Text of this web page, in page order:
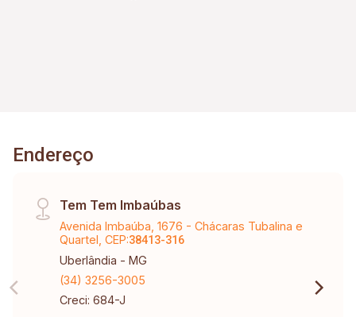
Endereço
Tem Tem Imbaúbas
Avenida Imbaúba, 1676 - Chácaras Tubalina e
Quartel, CEP:38413-316
Uberlândia - MG
(34) 3256-3005
Creci: 684-J